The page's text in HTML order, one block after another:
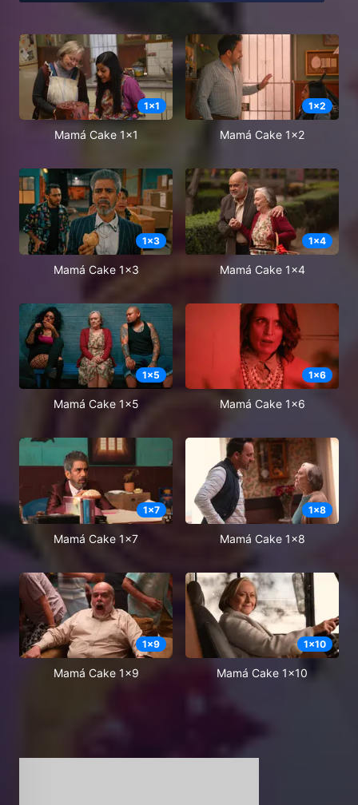
1x1
Mamá Cake 1x1
1x2
Mamá Cake 1x2
1x3
Mamá Cake 1x3
1x4
Mamá Cake 1x4
1x5
Mamá Cake 1x5
1x6
Mamá Cake 1x6
1x7
Mamá Cake 1x7
1x8
Mamá Cake 1x8
1x9
Mamá Cake 1x9
1x10
Mamá Cake 1x10